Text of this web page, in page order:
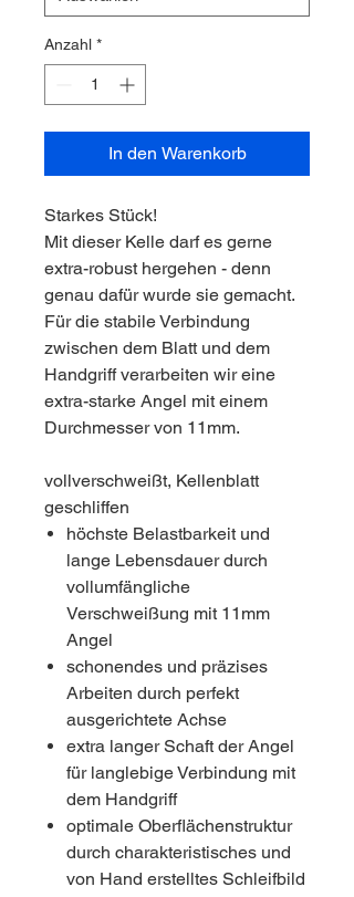
Anzahl *
In den Warenkorb
Starkes Stück!
Mit dieser Kelle darf es gerne
extra-robust hergehen - denn
genau dafür wurde sie gemacht.
Für die stabile Verbindung
zwischen dem Blatt und dem
Handgriff verarbeiten wir eine
extra-starke Angel mit einem
Durchmesser von 11mm.
vollverschweißt, Kellenblatt
geschliffen
höchste Belastbarkeit und
lange Lebensdauer durch
vollumfängliche
Verschweißung mit 11mm
Angel
schonendes und präzises
Arbeiten durch perfekt
ausgerichtete Achse
extra langer Schaft der Angel
für langlebige Verbindung mit
dem Handgriff
optimale Oberflächenstruktur
durch charakteristisches und
von Hand erstelltes Schleifbild